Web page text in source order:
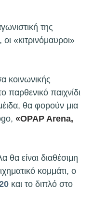
της
«κιτρινόμαυροι»
κοινωνικής
παρθενικό παιχνίδι
θα φορούν μια
«OPAP Arena,
είναι διαθέσιμη
κομμάτι, ο
και το διπλό στο